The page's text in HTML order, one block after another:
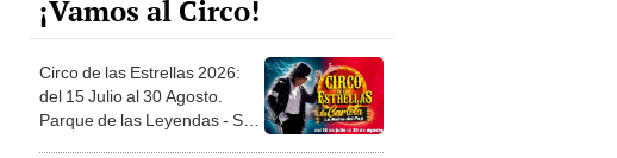
¡Vamos al Circo!
Circo de las Estrellas 2026:
del 15 Julio al 30 Agosto.
Parque de las Leyendas - San